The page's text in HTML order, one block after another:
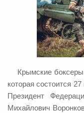
Крымские боксеры
которая состоится
Президент
Михайлович